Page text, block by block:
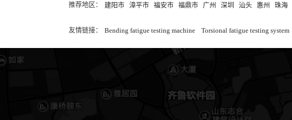
推荐地区： 建阳市 漳平市 福安市 福鼎市 广州 深圳 汕头 惠州 珠海
友情链接： Bending fatigue testing machine Torsional fatigue testing system